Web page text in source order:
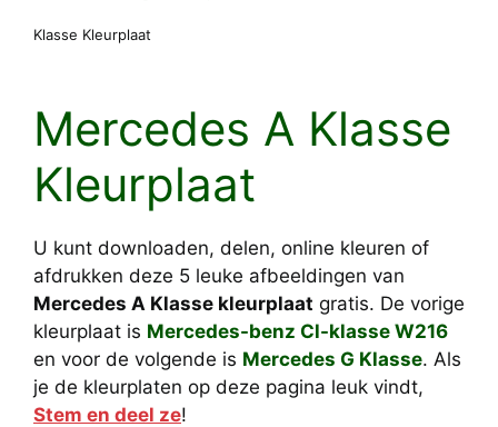
Klasse Kleurplaat
Mercedes A Klasse
Kleurplaat
U kunt downloaden, delen, online kleuren of
afdrukken deze 5 leuke afbeeldingen van
Mercedes A Klasse kleurplaat gratis. De vorige
kleurplaat is Mercedes-benz Cl-klasse W216
en voor de volgende is Mercedes G Klasse. Als
je de kleurplaten op deze pagina leuk vindt,
Stem en deel ze!